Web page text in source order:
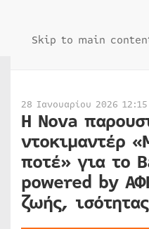
Skip to main
28 Ιανουαρίου 2026 12:15
Η Nova
ντοκιμαντέρ
ποτέ» για το
powered by
ζωής,